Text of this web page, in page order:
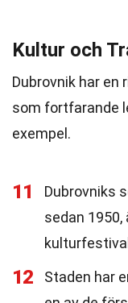
Kultur och
Dubrovnik har en
som fortfarande
exempel.
11
Dubrovniks
sedan 1950,
12
Staden har